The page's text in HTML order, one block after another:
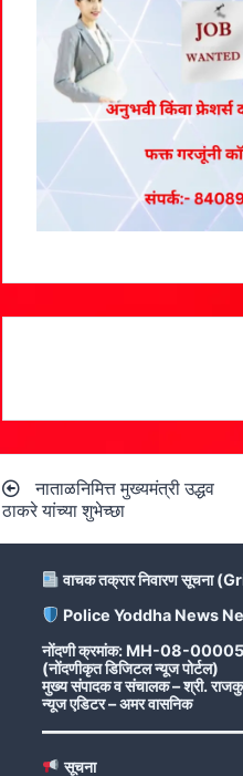
navigation
नाताळनिमित्त मुख्यमंत्री उद्धव
ठाकरे यांच्या शुभेच्छा
वाचक तक्रार निवारण
Police Yoddha News
नोंदणी क्रमांक: MH-08-
(नोंदणीकृत डिजिटल न्यूज पोर्टल)
मुख्य संपादक व संचालक – श्री.
न्यूज एडिटर – अमर वासनिक
सूचना